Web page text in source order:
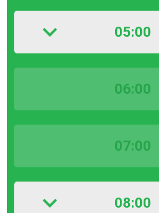
05:00
06:00
07:00
08:00